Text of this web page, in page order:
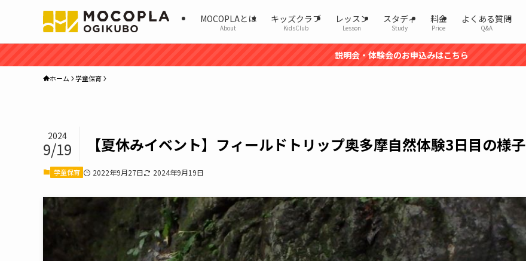
MOCOPLAとは
About
キッズクラブ
KidsClub
レッスン
Lesson
スタディ
Study
料金
Price
よくある質問
Q&A
説明会・体験会のお申込みはこちら
ホーム 学童保育
【夏休みイベント】フィールドトリップ奥多摩自然体験3日目の様子
2024
9/19
学童保育 2022年9月27日 2024年9月19日